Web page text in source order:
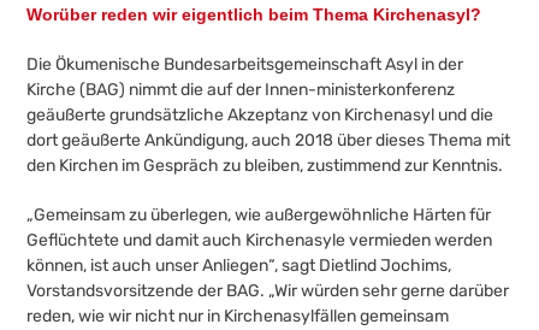
Worüber reden wir eigentlich beim Thema Kirchenasyl?
Die Ökumenische Bundesarbeitsgemeinschaft Asyl in der
Kirche (BAG) nimmt die auf der Innen-ministerkonferenz
geäußerte grundsätzliche Akzeptanz von Kirchenasyl und die
dort geäußerte Ankündigung, auch 2018 über dieses Thema mit
den Kirchen im Gespräch zu bleiben, zustimmend zur Kenntnis.
„Gemeinsam zu überlegen, wie außergewöhnliche Härten für
Geflüchtete und damit auch Kirchenasyle vermieden werden
können, ist auch unser Anliegen“, sagt Dietlind Jochims,
Vorstandsvorsitzende der BAG. „Wir würden sehr gerne darüber
reden, wie wir nicht nur in Kirchenasylfällen gemeinsam